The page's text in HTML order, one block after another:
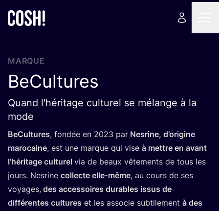
MARQUE
BeCultures
Quand l'héritage culturel se mélange à la
mode
BeCul­tures, fon­dée en 2023 par Nes­rine, d’o­ri­gine
maro­caine, est une marque qui vise à mettre en avant
l’hé­ri­tage cultu­rel via de beaux vête­ments de tous les
jours. Nes­rine col­lecte elle-même, au cours de ses
voyages, des acces­soires durables issus de
dif­fé­rentes cultures et les asso­cie sub­ti­le­ment à des